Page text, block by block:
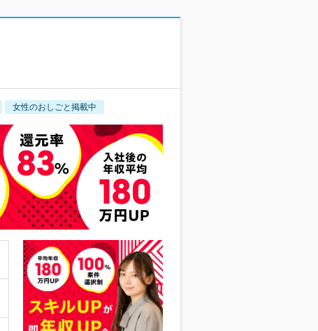
女性のおしごと掲載中